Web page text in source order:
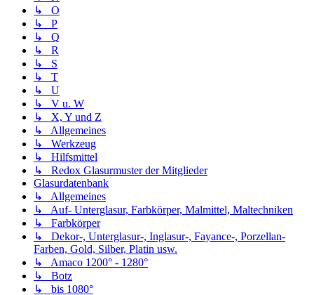
↳ O
↳ P
↳ Q
↳ R
↳ S
↳ T
↳ U
↳ V u. W
↳ X, Y und Z
↳ Allgemeines
↳ Werkzeug
↳ Hilfsmittel
↳ Redox Glasurmuster der Mitglieder
Glasurdatenbank
↳ Allgemeines
↳ Auf- Unterglasur, Farbkörper, Malmittel, Maltechniken
↳ Farbkörper
↳ Dekor-, Unterglasur-, Inglasur-, Fayance-, Porzellan-
Farben, Gold, Silber, Platin usw.
↳ Amaco 1200° - 1280°
↳ Botz
↳ bis 1080°